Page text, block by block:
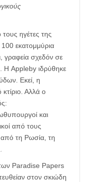
τους ηγέτες της
100 εκατομμύρια
γραφεία σχεδόν σε
Η Appleby ιδρύθηκε
Εκεί, η
Αλλά ο
και
από τους
από τη Ρωσία, τη
Paradise Papers
στον σκιώδη